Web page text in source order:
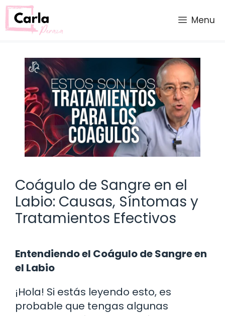
Saltar
al
contenido
Menu
Coágulo de Sangre en el
Labio: Causas, Síntomas y
Tratamientos Efectivos
Entendiendo el Coágulo de Sangre en
el Labio
¡Hola! Si estás leyendo esto, es
probable que tengas algunas